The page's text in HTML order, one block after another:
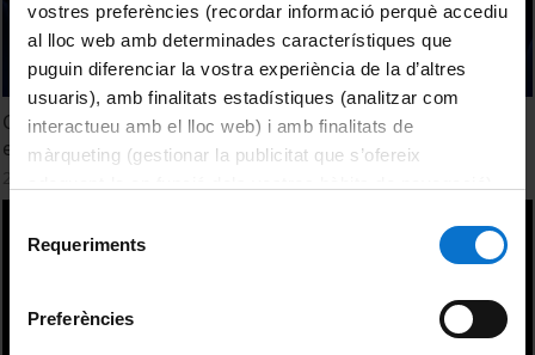
vostres preferències (recordar informació perquè accediu
al lloc web amb determinades característiques que
puguin diferenciar la vostra experiència de la d’altres
usuaris), amb finalitats estadístiques (analitzar com
interactueu amb el lloc web) i amb finalitats de
màrqueting (gestionar la publicitat que s’ofereix
consultar laPolítica de galetes del lloc web de la
Requeriments
Preferències
Classificació de productes culinaris i gastronómics no
elaborats derivats